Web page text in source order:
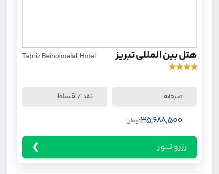
هتل بین المللی تبریز Tabriz Beinolmelali Hotel
★
★
★
★
صبحانه نقد / اقساط
35,688,500تومان
رزرو تـــور